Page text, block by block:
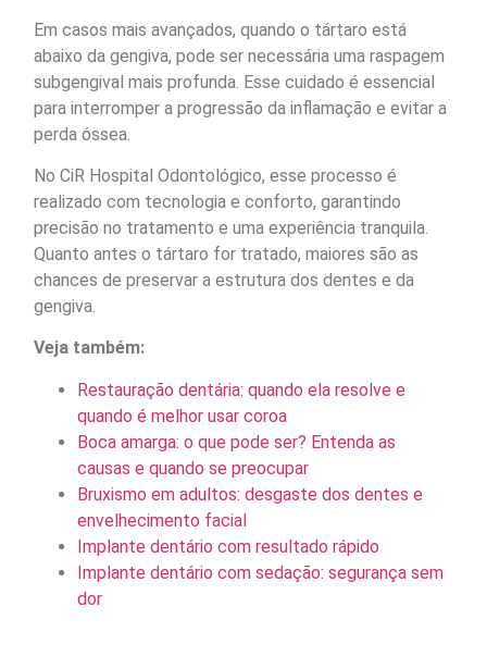
Em casos mais avançados, quando o tártaro está
abaixo da gengiva, pode ser necessária uma raspagem
subgengival mais profunda. Esse cuidado é essencial
para interromper a progressão da inflamação e evitar a
perda óssea.
No CiR Hospital Odontológico, esse processo é
realizado com tecnologia e conforto, garantindo
precisão no tratamento e uma experiência tranquila.
Quanto antes o tártaro for tratado, maiores são as
chances de preservar a estrutura dos dentes e da
gengiva.
Veja também:
Restauração dentária: quando ela resolve e
quando é melhor usar coroa
Boca amarga: o que pode ser? Entenda as
causas e quando se preocupar
Bruxismo em adultos: desgaste dos dentes e
envelhecimento facial
Implante dentário com resultado rápido
Implante dentário com sedação: segurança sem
dor